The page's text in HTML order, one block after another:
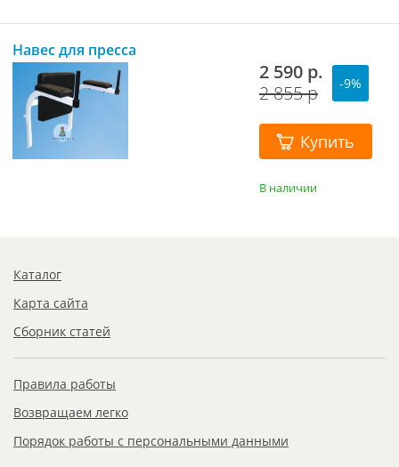
Навес для пресса
2 590 р.
2 855 р
-9%
Купить
В наличии
Каталог
Карта сайта
Сборник статей
Правила работы
Возвращаем легко
Порядок работы с персональными данными